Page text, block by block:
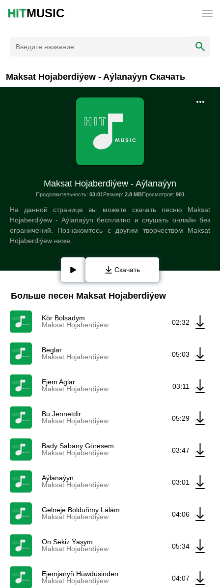
HITMUSIC
Maksat Hojaberdiýew - Aýlanaýyn Скачать
Maksat Hojaberdiýew - Aýlanaýyn
Продолжительность: 03:01Размер: 2.8 MBПросмотров: 901
На данной странице вы можете скачать песню Maksat
Hojaberdiýew - Aýlanaýyn бесплатно и слушать онлайн без
ограничений. Познакомтесь с другим творчеством Maksat
Hojaberdiýew ниже.
Скачать
Больше песен Maksat Hojaberdiýew
Kör Bolsadym
Maksat Hojaberdiýew
02:32
Beglar
Maksat Hojaberdiýew
05:03
Ejem Aglar
Maksat Hojaberdiýew
03:11
Bu Jennetdir
Maksat Hojaberdiýew
05:29
Bady Sabany Göresem
Maksat Hojaberdiýew
03:47
Aýlanaýyn
Maksat Hojaberdiýew
03:01
Gelneje Bolduñmy Läläm
Maksat Hojaberdiýew
04:06
On Sekiz Ýaşym
Maksat Hojaberdiýew
05:34
Ejemjanyň Hüwdüsinden
Maksat Hojaberdiýew
04:07